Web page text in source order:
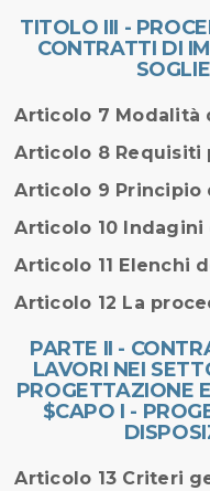
TITOLO III -
CONTRATTI DI
Articolo 7 Modalità
Articolo 8 Requisiti
Articolo 9 Principio
Articolo 10
Articolo 11 Elenchi
Articolo 12 La
PARTE II -
LAVORI NEI
PROGETTAZIONE
$CAPO I -
Articolo 13 Criteri